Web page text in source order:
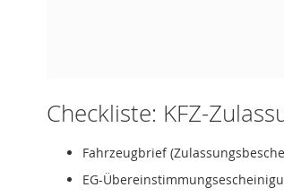
Checkliste: KFZ-
Fahrzeugbrief
EG-